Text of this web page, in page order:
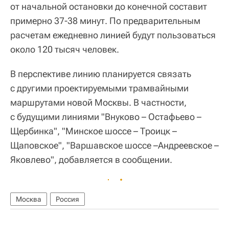
от начальной остановки до конечной составит
примерно 37-38 минут. По предварительным
расчетам ежедневно линией будут пользоваться
около 120 тысяч человек.
В перспективе линию планируется связать
с другими проектируемыми трамвайными
маршрутами новой Москвы. В частности,
с будущими линиями "Внуково – Остафьево –
Щербинка", "Минское шоссе – Троицк –
Щаповское", "Варшавское шоссе –Андреевское –
Яковлево", добавляется в сообщении.
Москва Россия